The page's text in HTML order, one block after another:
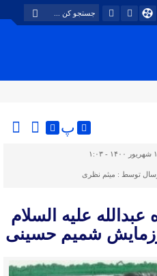
پ
۱:۰۳
توسط : میثم نظری
عبدالله علیه السلام
شمیم حسینی